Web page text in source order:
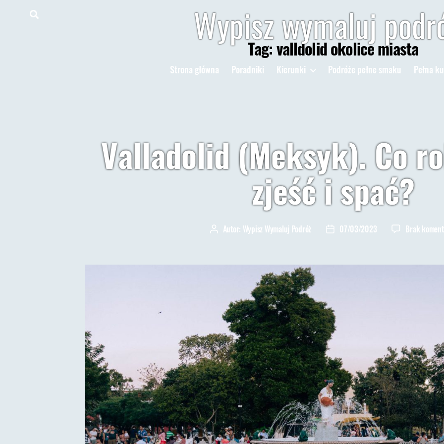
Wypisz wymaluj
Strona główna Poradniki Kierunki Podróże pełne smaku Pełna
Tag:valldolid okolice miasta
Valladolid (Meksyk). Co
zjeść i spać?
AutorAutor: Wypisz Wymaluj Podróż
Data07/03/2023 Brak